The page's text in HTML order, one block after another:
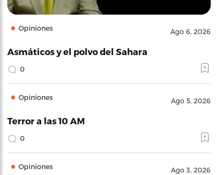
Opiniones Ago 6, 2026
Asmáticos y el polvo del Sahara
0
Opiniones Ago 5, 2026
Terror a las 10 AM
0
Opiniones Ago 3, 2026